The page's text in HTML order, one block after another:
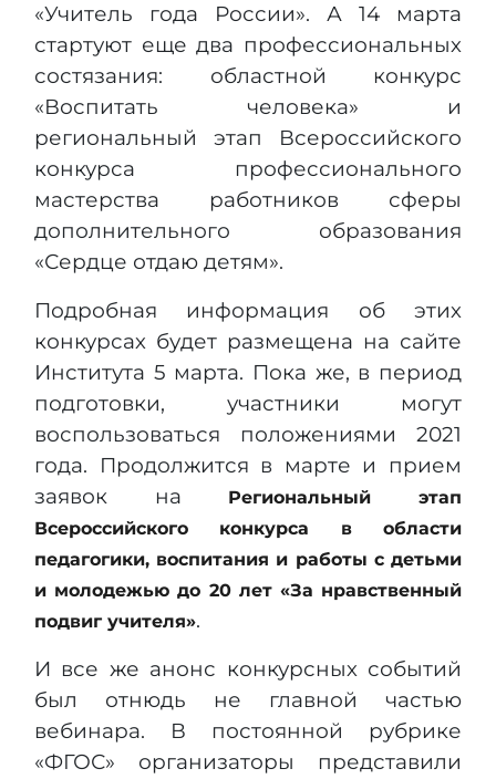
«Учитель года России». А 14 марта
стартуют еще два профессиональных
состязания: областной конкурс
«Воспитать человека» и
региональный этап Всероссийского
конкурса профессионального
мастерства работников сферы
дополнительного образования
«Сердце отдаю детям».
Подробная информация об этих
конкурсах будет размещена на сайте
Института 5 марта. Пока же, в период
подготовки, участники могут
воспользоваться положениями 2021
года. Продолжится в марте и прием
заявок на
Региональный этап
Всероссийского конкурса в области
педагогики, воспитания и работы с детьми
и молодежью до 20 лет «За нравственный
подвиг учителя».
И все же анонс конкурсных событий
был отнюдь не главной частью
вебинара. В постоянной рубрике
«ФГОС» организаторы представили